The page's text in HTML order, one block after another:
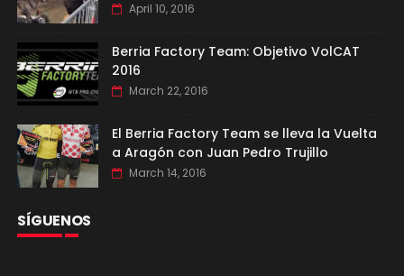
April 10, 2016
Berria Factory Team: Objetivo VolCAT
2016
March 22, 2016
El Berria Factory Team se lleva la Vuelta
a Aragón con Juan Pedro Trujillo
March 14, 2016
SÍGUENOS